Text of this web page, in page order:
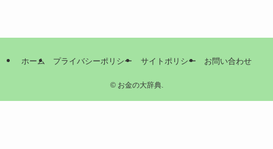
ホーム プライバシーポリシー サイトポリシー お問い合わせ
©お金の大辞典.